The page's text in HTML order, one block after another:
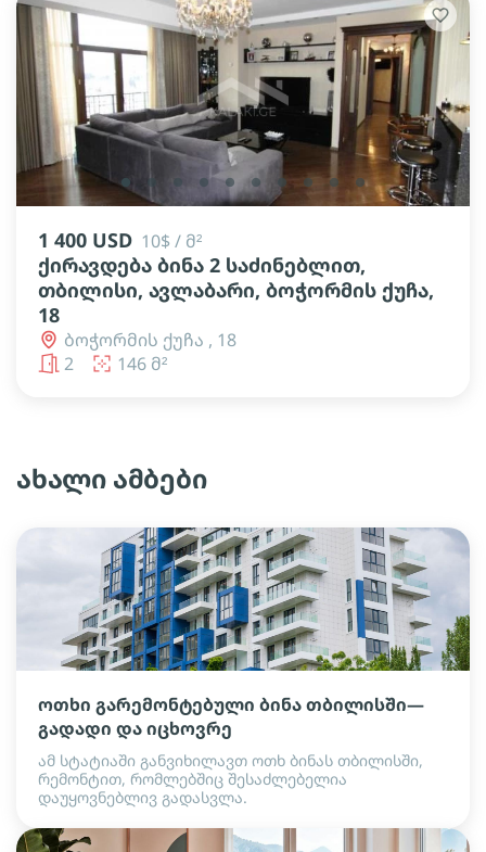
lens lens lens lens lens lens lens lens
1 400 USD 10$ / მ²
ქირავდება ბინა 2 საძინებლით,
თბილისი, ავლაბარი, ბოჭორმის ქუჩა,
18
ბოჭორმის ქუჩა , 18
2
146 მ²
ახალი ამბები
ოთხი გარემონტებული ბინა თბილისში—
გადადი და იცხოვრე
ამ სტატიაში განვიხილავთ ოთხ ბინას თბილისში,
რემონტით, რომლებშიც შესაძლებელია
დაუყოვნებლივ გადასვლა.